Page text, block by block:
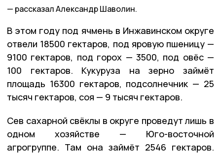
рассказал Александр Шаволин.
В этом году под ячмень в Инжавинском округе
отвели 18500 гектаров, под яровую пшеницу —
9100 гектаров, под горох — 3500, под овёс —
100 гектаров. Кукуруза на зерно займёт
площадь 16300 гектаров, подсолнечник — 25
тысяч гектаров, соя — 9 тысяч гектаров.
Сев сахарной свёклы в округе проведут лишь в
одном хозяйстве — Юго-восточной
агрогруппе. Там она займёт 2546 гектаров.